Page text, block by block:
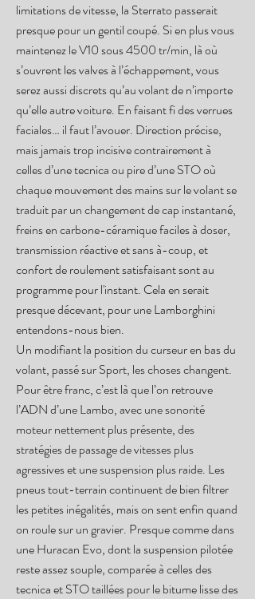
limitations de vitesse, la Sterrato passerait
presque pour un gentil coupé. Si en plus vous
maintenez le V10 sous 4500 tr/min, là où
s’ouvrent les valves à l’échappement, vous
serez aussi discrets qu’au volant de n’importe
qu’elle autre voiture. En faisant fi des verrues
faciales… il faut l’avouer. Direction précise,
mais jamais trop incisive contrairement à
celles d’une tecnica ou pire d’une STO où
chaque mouvement des mains sur le volant se
traduit par un changement de cap instantané,
freins en carbone-céramique faciles à doser,
transmission réactive et sans à-coup, et
confort de roulement satisfaisant sont au
programme pour l'instant. Cela en serait
presque décevant, pour une Lamborghini
entendons-nous bien.
Un modifiant la position du curseur en bas du
volant, passé sur Sport, les choses changent.
Pour être franc, c’est là que l’on retrouve
l’ADN d’une Lambo, avec une sonorité
moteur nettement plus présente, des
stratégies de passage de vitesses plus
agressives et une suspension plus raide. Les
pneus tout-terrain continuent de bien filtrer
les petites inégalités, mais on sent enfin quand
on roule sur un gravier. Presque comme dans
une Huracan Evo, dont la suspension pilotée
reste assez souple, comparée à celles des
tecnica et STO taillées pour le bitume lisse des